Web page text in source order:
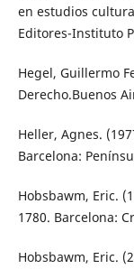
en estudios
Editores-Instituto
Hegel, Guillermo
Derecho.Buenos
Heller, Agnes.
Barcelona:
Hobsbawm, Eric.
1780. Barcelona:
Hobsbawm, Eric.